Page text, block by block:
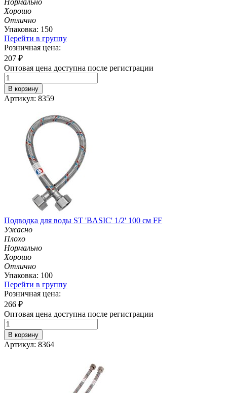
Хорошо
Отлично
Упаковка: 150
Перейти в группу
Розничная цена:
207 ₽
Оптовая цена доступна после регистрации
В корзину
Артикул: 8359
Подводка для воды ST 'BASIC' 1/2' 100 см FF
Ужасно
Плохо
Нормально
Хорошо
Отлично
Упаковка: 100
Перейти в группу
Розничная цена:
266 ₽
Оптовая цена доступна после регистрации
В корзину
Артикул: 8364